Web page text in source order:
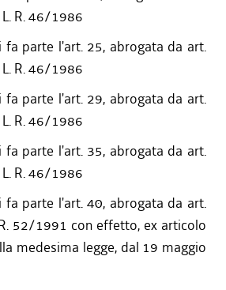
R. 46/1986
fa parte l'art. 25, abrogata da art.
R. 46/1986
fa parte l'art. 29, abrogata da art.
R. 46/1986
fa parte l'art. 35, abrogata da art.
R. 46/1986
fa parte l'art. 40, abrogata da art.
52/1991 con effetto, ex articolo
medesima legge, dal 19 maggio